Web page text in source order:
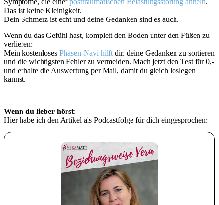
Das ist keine Kleinigkeit.
Dein Schmerz ist echt und deine Gedanken sind es auch.
Wenn du das Gefühl hast, komplett den Boden unter den Füßen zu
verlieren:
Mein kostenloses Phasen-Navi hilft dir, deine Gedanken zu sortieren
und die wichtigsten Fehler zu vermeiden. Mach jetzt den Test für 0,-
und erhalte die Auswertung per Mail, damit du gleich loslegen
kannst.
Wenn du lieber hörst:
Hier habe ich den Artikel als Podcastfolge für dich eingesprochen: